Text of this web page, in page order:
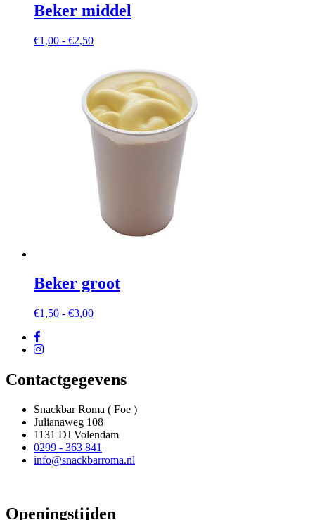
Beker middel
€1,00 - €2,50Prijsklasse:
€2,50
Beker groot
€1,50 - €3,00Prijsklasse:
Contactgegevens
Snackbar Roma ( Foe )
Julianaweg 108
1131 DJ Volendam
0299 - 363 841
info@snackbarroma.nl
Openingstijden